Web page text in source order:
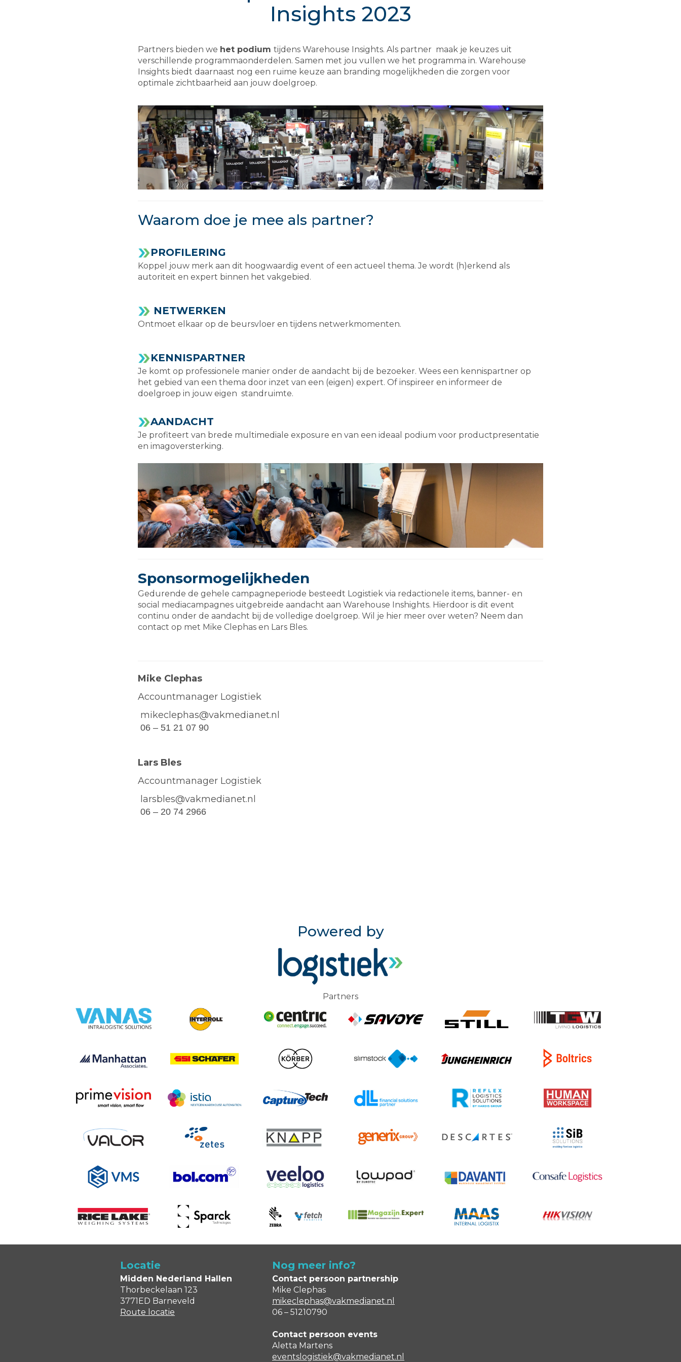
Insights 2023
Partners bieden we het podium tijdens Warehouse Insights. Als partner maak je keuzes uit
verschillende programmaonderdelen. Samen met jou vullen we het programma in. Warehouse
Insights biedt daarnaast nog een ruime keuze aan branding mogelijkheden die zorgen voor
optimale zichtbaarheid aan jouw doelgroep.
Waarom doe je mee als partner?
PROFILERING
Koppel jouw merk aan dit hoogwaardig event of een actueel thema. Je wordt (h)erkend als
autoriteit en expert binnen het vakgebied.​
NETWERKEN
Ontmoet elkaar op de beursvloer en tijdens netwerkmomenten.
KENNISPARTNER
Je komt op professionele manier onder de aandacht bij de bezoeker.​ Wees een kennispartner op
het gebied van een thema door inzet van een (eigen) expert. Of inspireer en informeer de
doelgroep in jouw eigen standruimte.
AANDACHT
Je profiteert van brede multimediale exposure en van een ideaal podium voor productpresentatie
en imagoversterking.
Sponsormogelijkheden
Gedurende de gehele campagneperiode besteedt Logistiek via redactionele items, banner- en
social mediacampagnes uitgebreide aandacht aan Warehouse Inshights. Hierdoor is dit event
continu onder de aandacht bij de volledige doelgroep. Wil je hier meer over weten? Neem dan
contact op met Mike Clephas en Lars Bles.
Mike Clephas
Accountmanager Logistiek
mikeclephas@vakmedianet.nl
06 – 51 21 07 90
Lars Bles
Accountmanager Logistiek
larsbles@vakmedianet.nl
06 – 20 74 2966
Powered by
Partners
Locatie
Midden Nederland Hallen
Thorbeckelaan 123
3771ED Barneveld
Route locatie
Nog meer info?
Contact persoon partnership
Mike Clephas
mikeclephas@vakmedianet.nl
06 – 51210790
Contact persoon events
Aletta Martens
eventslogistiek@vakmedianet.nl